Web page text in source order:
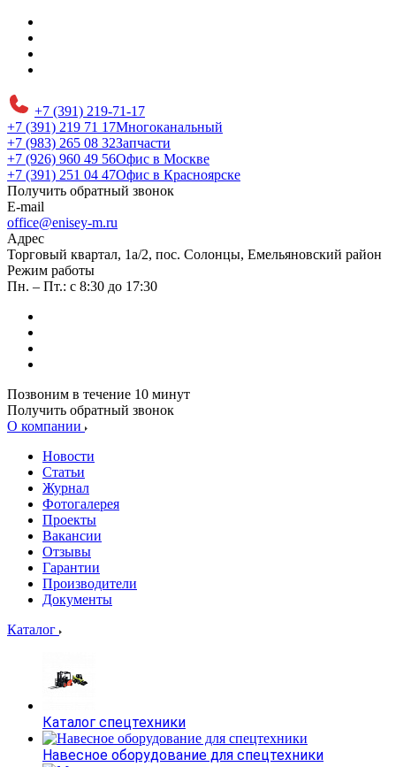
+7 (391) 219-71-17
+7 (391) 219 71 17Многоканальный
+7 (983) 265 08 32Запчасти
+7 (926) 960 49 56Офис в Москве
+7 (391) 251 04 47Офис в Красноярске
Получить обратный звонок
E-mail
office@enisey-m.ru
Адрес
​Торговый квартал, 1а/2, пос. Солонцы, Емельяновский район
Режим работы
Пн. – Пт.: с 8:30 до 17:30
Позвоним в течение 10 минут
Получить обратный звонок
О компании
Новости
Статьи
Журнал
Фотогалерея
Проекты
Вакансии
Отзывы
Гарантии
Производители
Документы
Каталог
Каталог спецтехники
Навесное оборудование для спецтехники